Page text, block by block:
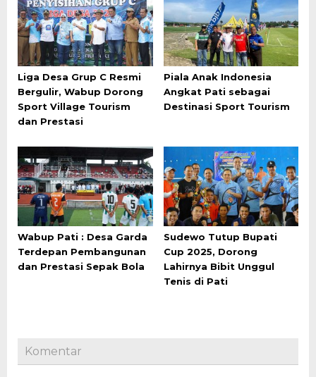
Liga Desa Grup C Resmi
Bergulir, Wabup Dorong
Sport Village Tourism
dan Prestasi
Piala Anak Indonesia
Angkat Pati sebagai
Destinasi Sport Tourism
Wabup Pati : Desa Garda
Terdepan Pembangunan
dan Prestasi Sepak Bola
Sudewo Tutup Bupati
Cup 2025, Dorong
Lahirnya Bibit Unggul
Tenis di Pati
Komentar